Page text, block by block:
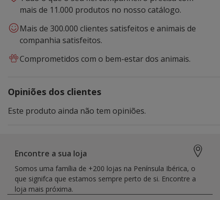
mais de 11.000 produtos no nosso catálogo.
Mais de 300.000 clientes satisfeitos e animais de
companhia satisfeitos.
Comprometidos com o bem-estar dos animais.
Opiniões dos clientes
Este produto ainda não tem opiniões.
Encontre a sua loja
Somos uma família de +200 lojas na Península Ibérica, o
que signifca que estamos sempre perto de si. Encontre a
loja mais próxima.